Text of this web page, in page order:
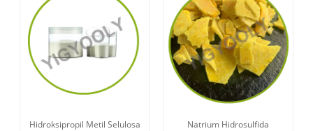
Hidroksipropil Metil Selulosa Natrium Hidrosulfida